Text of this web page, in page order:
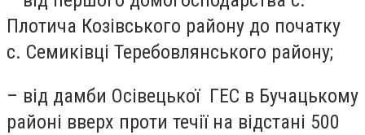
Плотича Козівського району до початку
с. Семиківці Теребовлянського району;
– від дамби Осівецької ГЕС в Бучацькому
районі вверх проти течії на відстані 500